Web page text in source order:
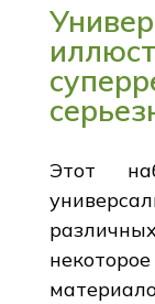
Этот